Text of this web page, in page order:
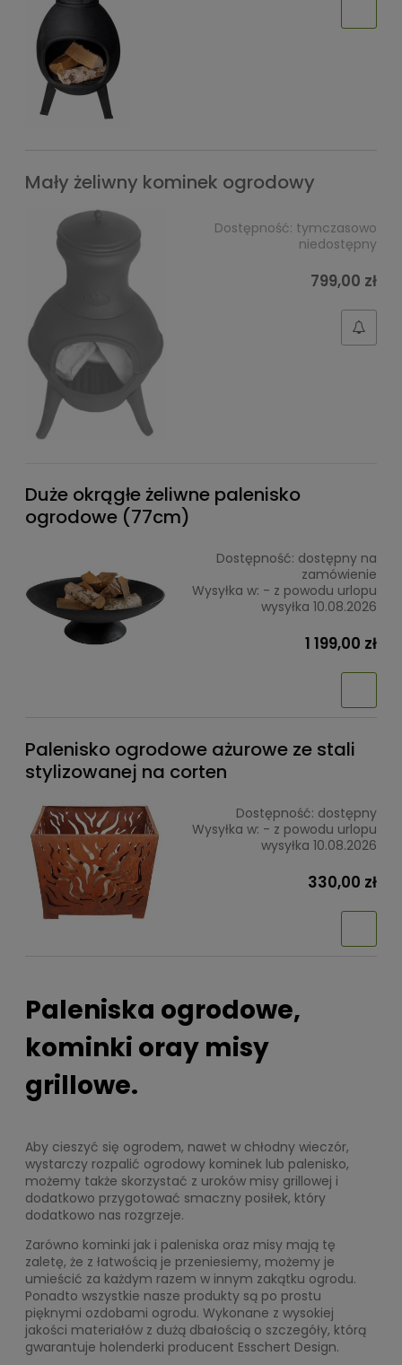
Mały żeliwny kominek ogrodowy
Dostępność: tymczasowo
niedostępny
799,00 zł
Duże okrągłe żeliwne palenisko
ogrodowe (77cm)
Dostępność: dostępny na
zamówienie
Wysyłka w: - z powodu urlopu
wysyłka 10.08.2026
1 199,00 zł
Palenisko ogrodowe ażurowe ze stali
stylizowanej na corten
Dostępność: dostępny
Wysyłka w: - z powodu urlopu
wysyłka 10.08.2026
330,00 zł
Paleniska ogrodowe,
kominki oray misy
grillowe.
Aby cieszyć się ogrodem, nawet w chłodny wieczór,
wystarczy rozpalić ogrodowy kominek lub palenisko,
możemy także skorzystać z uroków misy grillowej i
dodatkowo przygotować smaczny posiłek, który
dodatkowo nas rozgrzeje.
Zarówno kominki jak i paleniska oraz misy mają tę
zaletę, że z łatwością je przeniesiemy, możemy je
umieścić za każdym razem w innym zakątku ogrodu.
Ponadto wszystkie nasze produkty są po prostu
pięknymi ozdobami ogrodu. Wykonane z wysokiej
jakości materiałów z dużą dbałością o szczegóły, którą
gwarantuje holenderki producent Esschert Design.